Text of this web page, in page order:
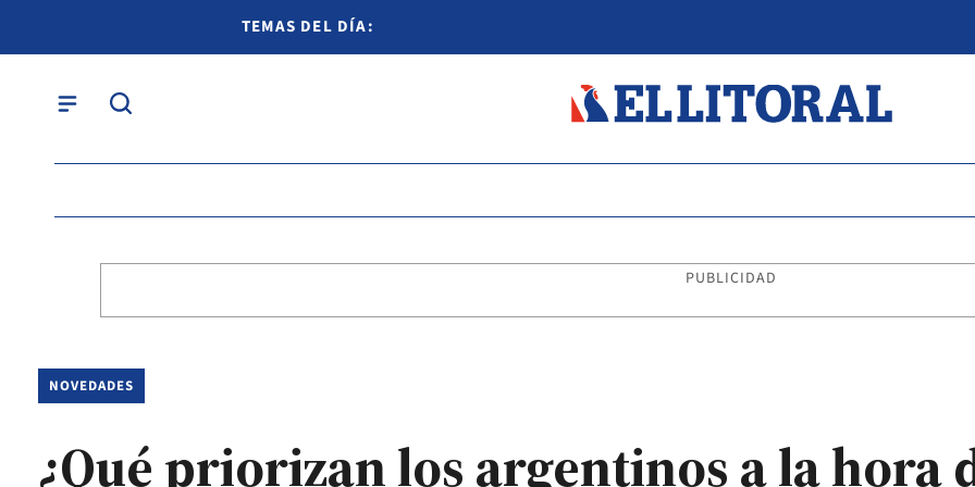
TEMAS DEL DÍA:
PUBLICIDAD
NOVEDADES
¿Qué priorizan los argentinos a la hora